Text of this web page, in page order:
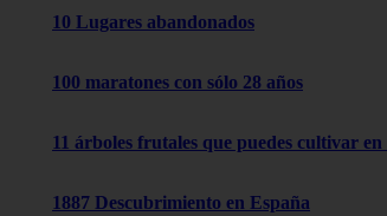
10 Lugares abandonados
100 maratones con sólo 28 años
11 árboles frutales que puedes cultivar
1887 Descubrimiento en España